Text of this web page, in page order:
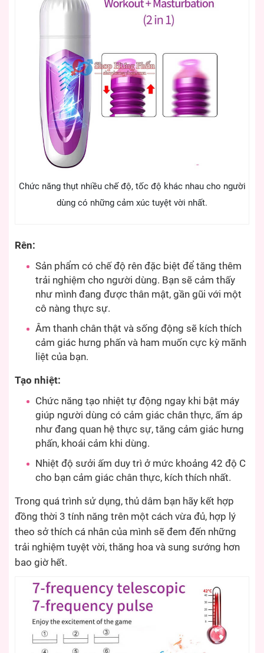
Chức năng thụt nhiều chế độ, tốc độ khác nhau cho người
dùng có những cảm xúc tuyệt vời nhất.
Rên:
Sản phẩm có chế độ rên đặc biệt để tăng thêm
trải nghiệm cho người dùng. Bạn sẽ cảm thấy
như mình đang được thân mật, gần gũi với một
cô nàng thực sự.
Âm thanh chân thật và sống động sẽ kích thích
cảm giác hưng phấn và ham muốn cực kỳ mãnh
liệt của bạn.
Tạo nhiệt:
Chức năng tạo nhiệt tự động ngay khi bật máy
giúp người dùng có cảm giác chân thực, ấm áp
như đang quan hệ thực sự, tăng cảm giác hưng
phấn, khoái cảm khi dùng.
Nhiệt độ sưởi ấm duy trì ở mức khoảng 42 độ C
cho bạn cảm giác chân thực, kích thích nhất.
Trong quá trình sử dụng, thủ dâm bạn hãy kết hợp
đồng thời 3 tính năng trên một cách vừa đủ, hợp lý
theo sở thích cá nhân của mình sẽ đem đến những
trải nghiệm tuyệt vời, thăng hoa và sung sướng hơn
bao giờ hết.